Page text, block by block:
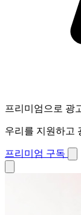
프리미엄으로 광
우리를 지원하고
프리미엄 구독